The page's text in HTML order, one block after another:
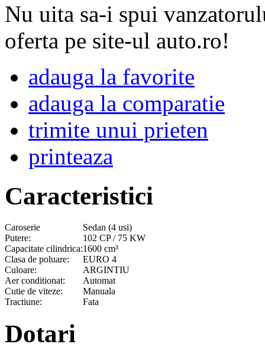
Nu uita sa-i spui
oferta pe site-ul auto.ro!
adauga la favorite
adauga la comparatie
trimite unui prieten
printeaza
Caracteristici
Caroserie
Sedan (4 usi)
Putere:
102 CP / 75 KW
Capacitate cilindrica:1600 cm³
Clasa de poluare:
EURO 4
Culoare:
ARGINTIU
Aer conditionat:
Automat
Cutie de viteze:
Manuala
Tractiune:
Fata
Dotari